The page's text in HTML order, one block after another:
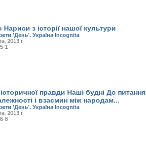
з історії нашої культури
'День'. Україна Incognita
2013 г.
1
правди Наші будні До питання
і взаємин між народам...
'День'. Україна Incognita
2013 г.
8